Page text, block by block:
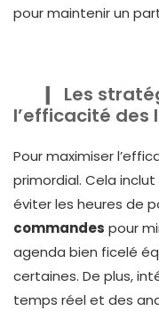
pour maintenir un
Les
l’efficacité des
Pour maximiser
primordial. Cela inclut
éviter les heures de
commandes pour
agenda bien ficelé
certaines. De plus,
temps réel et des